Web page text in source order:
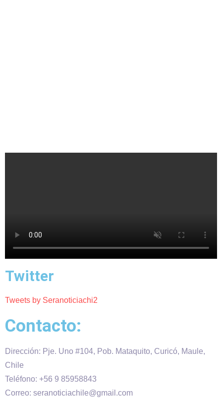
Twitter
Tweets by Seranoticiachi2
Contacto:
Dirección: Pje. Uno #104, Pob. Mataquito, Curicó, Maule,
Chile
Teléfono: +56 9 85958843
Correo: seranoticiachile@gmail.com